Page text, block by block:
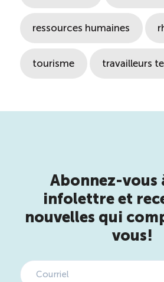
ressources humaines
tourisme travailleurs
Abonnez-vous
infolettre et
nouvelles qui
vous!